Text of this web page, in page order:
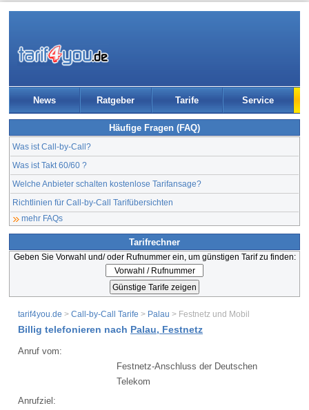
News Ratgeber Tarife Service
Häufige Fragen (FAQ)
Was ist Call-by-Call?
Was ist Takt 60/60 ?
Welche Anbieter schalten kostenlose Tarifansage?
Richtlinien für Call-by-Call Tarifübersichten
mehr FAQs
Tarifrechner
Geben Sie Vorwahl und/ oder Rufnummer ein, um günstigen Tarif zu finden:
tarif4you.de > Call-by-Call Tarife > Palau > Festnetz und Mobil
Billig telefonieren nach Palau, Festnetz
Anruf vom:
Festnetz-Anschluss der Deutschen
Telekom
Anrufziel: